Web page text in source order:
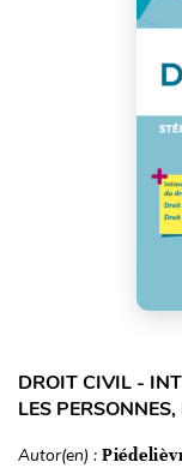
DROIT CIVIL -
LES
Autor(en) :